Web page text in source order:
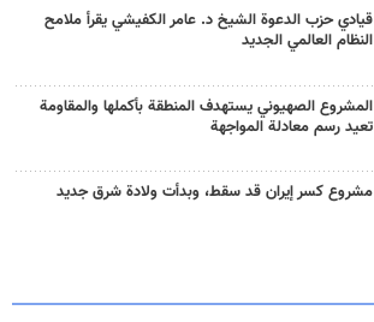
قيادي حزب الدعوة الشيخ د. عامر الكفيشي يقرأ ملامح
النظام العالمي الجديد
المشروع الصهيوني يستهدف المنطقة بأكملها والمقاومة
تعيد رسم معادلة المواجهة
مشروع كسر إيران قد سقط، وبدأت ولادة شرق جديد